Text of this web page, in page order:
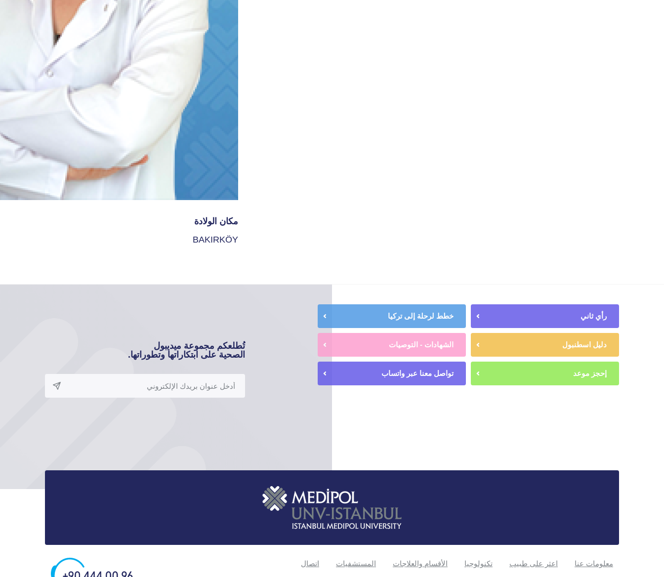
مكان الولادة
BAKIRKÖY
رأي ثاني خطط لرحلة إلى تركيا
دليل اسطنبول الشهادات - التوصيات
إحجز موعد تواصل معنا عبر واتساب
تُطلعكم مجموعة ميديبول
الصحية على ابتكاراتها وتطوراتها.
معلومات عنا اعثر على طبيب تكنولوجيا الأقسام والعلاجات المستشفيات اتصال